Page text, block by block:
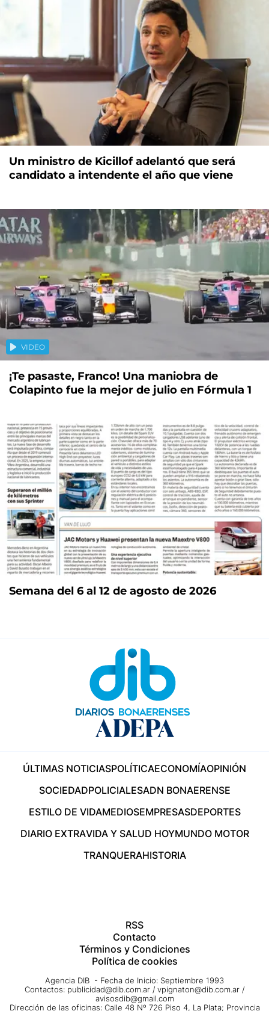
Un ministro de Kicillof adelantó que será
candidato a intendente el año que viene
VIDEO
¡Te pasaste, Franco! Una maniobra de
Colapinto fue la mejor de julio en Fórmula 1
Semana del 6 al 12 de agosto de 2026
ÚLTIMAS NOTICIASPOLÍTICAECONOMÍAOPINIÓN
SOCIEDADPOLICIALESADN BONAERENSE
ESTILO DE VIDAMEDIOSEMPRESASDEPORTES
DIARIO EXTRAVIDA Y SALUD HOYMUNDO MOTOR
TRANQUERAHISTORIA
RSS
Contacto
Términos y Condiciones
Política de cookies
Agencia DIB - Fecha de Inicio: Septiembre 1993
Contactos: publicidad@dib.com.ar / vpignaton@dib.com.ar /
avisosdib@gmail.com
Dirección de las oficinas: Calle 48 Nº 726 Piso 4, La Plata; Provincia